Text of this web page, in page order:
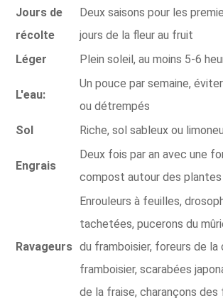
Jours de
récolte
Deux saisons pour les
jours de la fleur au fruit
Léger
Plein soleil, au moins 5-6
L'eau:
Un pouce par semaine,
ou détrempés
Sol
Riche, sol sableux ou
Engrais
Deux fois par an avec une
compost autour des plantes
Ravageurs
Enrouleurs à feuilles,
tachetées, pucerons du
du framboisier, foreurs de la
framboisier, scarabées
de la fraise, charançons des